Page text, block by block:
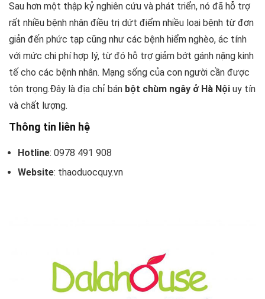
Sau hơn một thập kỷ nghiên cứu và phát triển, nó đã hỗ trợ
rất nhiều bệnh nhân điều trị dứt điểm nhiều loại bệnh từ đơn
giản đến phức tạp cũng như các bệnh hiểm nghèo, ác tính
với mức chi phí hợp lý, từ đó hỗ trợ giảm bớt gánh nặng kinh
tế cho các bệnh nhân. Mạng sống của con người cần được
tôn trọng.Đây là địa chỉ bán bột chùm ngây ở Hà Nội uy tín
và chất lượng.
Thông tin liên hệ
Hotline: 0978 491 908
Website: thaoduocquy.vn